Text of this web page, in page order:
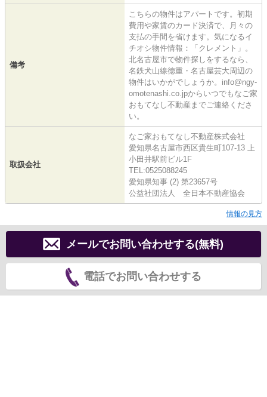
備考
こちらの物件はアパートです。初期
費用や家賃のカード決済で、月々の
支払の手間を省けます。気になるイ
チオシ物件情報：「クレメント」。
北名古屋市で物件探しをするなら、
名鉄犬山線徳重・名古屋芸大周辺の
物件はいかがでしょうか。info@ngy-
omotenashi.co.jpからいつでもなご家
おもてなし不動産までご連絡くださ
い。
取扱会社
なご家おもてなし不動産株式会社
愛知県名古屋市西区貴生町107-13 上
小田井駅前ビル1F
TEL:0525088245
愛知県知事 (2) 第23657号
公益社団法人 全日本不動産協会
情報の見方
メールでお問い合わせする(無料)
電話でお問い合わせする